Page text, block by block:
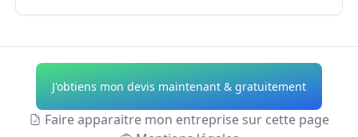
Traitement
d'Humidité des
MursMaisdon-sur-
Sèvre
Traitement
d'Humidité des
Murs Allier
Traitement
J'obtiens mon devis maintenant & gratuitement
Faire apparaitre mon entreprise sur cette page